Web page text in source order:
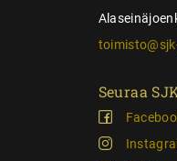
Seuraa